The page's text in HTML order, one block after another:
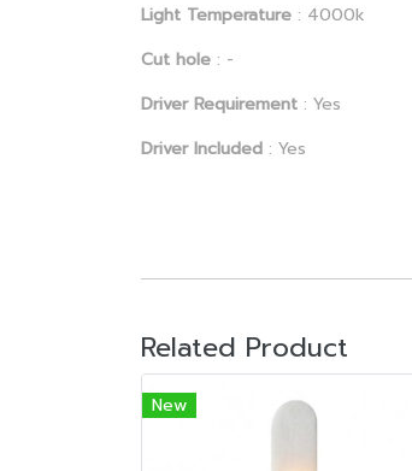
Light Temperature : 4000k
Cut hole : -
Driver Requirement : Yes
Driver Included : Yes
Related Product
New